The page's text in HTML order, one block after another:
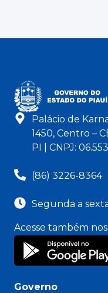
Palácio de
1450, Centro –
PI | CNPJ:
(86) 3226-8364
Segunda a
Acesse também
Governo